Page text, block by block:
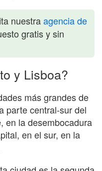
nuestraagencia de
gratis y sin
y Lisboa?
más grandes de
parte central-sur del
en la desembocadura
en el sur, en la